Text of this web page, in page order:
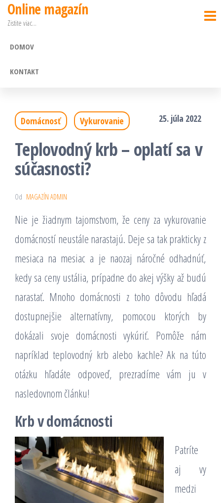
Preskočiť
obsah
Online magazín
Zistite viac…
DOMOV
KONTAKT
Domácnosť Vykurovanie 25. júla 2022
Teplovodný krb – oplatí sa v
súčasnosti?
Od MAGAZÍN ADMIN
Nie je žiadnym tajomstvom, že ceny za vykurovanie
domácností neustále narastajú. Deje sa tak prakticky z
mesiaca na mesiac a je naozaj náročné odhadnúť,
kedy sa ceny ustália, prípadne do akej výšky až budú
narastať. Mnoho domácnosti z toho dôvodu hľadá
dostupnejšie alternatívny, pomocou ktorých by
dokázali svoje domácnosti vykúriť. Pomôže nám
napríklad teplovodný krb alebo kachle? Ak na túto
otázku hľadáte odpoveď, prezradíme vám ju v
nasledovnom článku!
Krb v domácnosti
Patríte
aj vy
medzi